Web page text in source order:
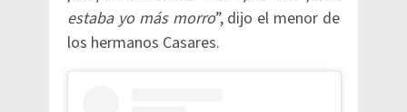
estaba yo más morro”, dijo el menor de
los hermanos Casares.